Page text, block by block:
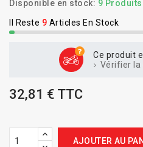
Disponible en stock: 9 Produits
Il Reste 9 Articles En Stock
Ce produit
Vérifier la
32,81 € TTC
AJOUTER AU